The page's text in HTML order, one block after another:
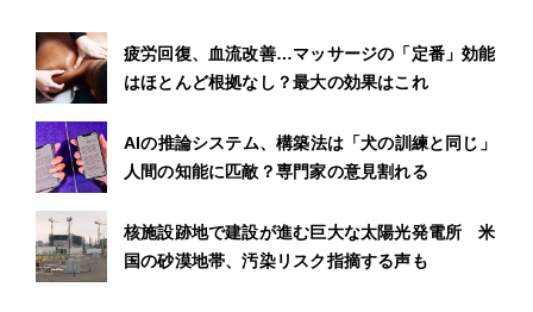
疲労回復、血流改善…マッサージの「定番」効能
はほとんど根拠なし？最大の効果はこれ
AIの推論システム、構築法は「犬の訓練と同じ」
人間の知能に匹敵？専門家の意見割れる
核施設跡地で建設が進む巨大な太陽光発電所 米
国の砂漠地帯、汚染リスク指摘する声も